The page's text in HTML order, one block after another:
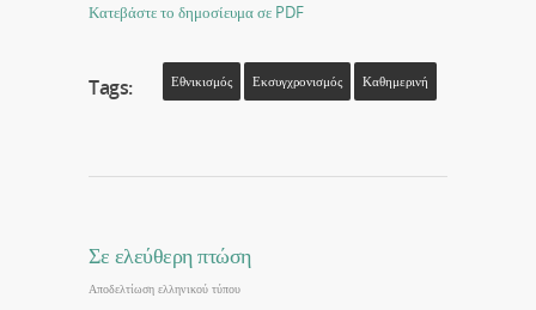
Κατεβάστε το δημοσίευμα σε PDF
Tags: Εθνικισμός Εκσυγχρονισμός Καθημερινή
Σε ελεύθερη πτώση
Αποδελτίωση ελληνικού τύπου